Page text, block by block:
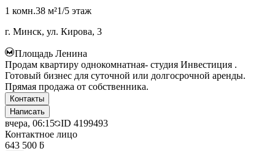
1 комн.38 м²1/5 этаж
г. Минск, ул. Кирова, 3
Площадь Ленина
Продам квартиру однокомнатная- студия Инвестиция .
Готовый бизнес для суточной или долгосрочной аренды.
Прямая продажа от собственника.
Контакты
Написать
вчера, 06:15 ID 4199493
Контактное лицо
643 500 ƃ